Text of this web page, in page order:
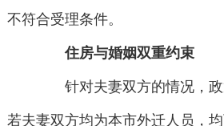
不符合受理条件。
住房与婚姻双重约束
针对夫妻双方的情况，政
若夫妻双方均为本市外迁人员，